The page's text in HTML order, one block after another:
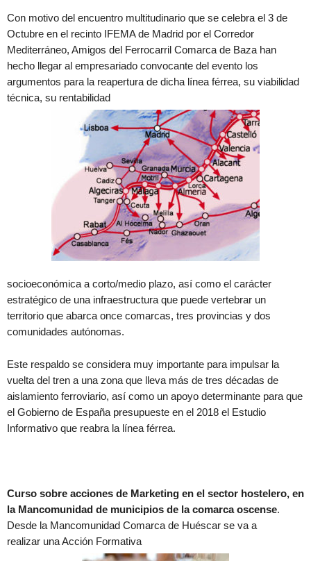
Con motivo del encuentro multitudinario que se celebra el 3 de
Octubre en el recinto IFEMA de Madrid por el Corredor
Mediterráneo, Amigos del Ferrocarril Comarca de Baza han
hecho llegar al empresariado convocante del evento los
argumentos para la reapertura de dicha línea férrea, su viabilidad
técnica, su rentabilidad
socioeconómica a corto/medio plazo, así como el carácter
estratégico de una infraestructura que puede vertebrar un
territorio que abarca once comarcas, tres provincias y dos
comunidades autónomas.
Este respaldo se considera muy importante para impulsar la
vuelta del tren a una zona que lleva más de tres décadas de
aislamiento ferroviario, así como un apoyo determinante para que
el Gobierno de España presupueste en el 2018 el Estudio
Informativo que reabra la línea férrea.
Curso sobre acciones de Marketing en el sector hostelero, en
la Mancomunidad de municipios de la comarca oscense.
Desde la Mancomunidad Comarca de Huéscar se va a
realizar una Acción Formativa